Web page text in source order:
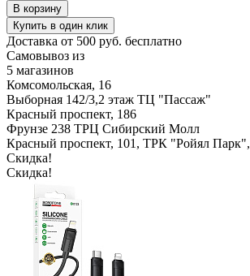
В корзину
Купить в один клик
Доставка от 500 руб. бесплатно
Самовывоз из
5 магазинов
Комсомольская, 16
Выборная 142/3,2 этаж ТЦ "Пассаж"
Красный проспект, 186
Фрунзе 238 ТРЦ Сибирский Молл
Красный проспект, 101, ТРК "Ройял
Скидка!
Скидка!